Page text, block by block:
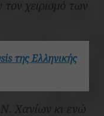
χειρισμό των
της Ελληνικής
Ν. Χανίων κι ενώ